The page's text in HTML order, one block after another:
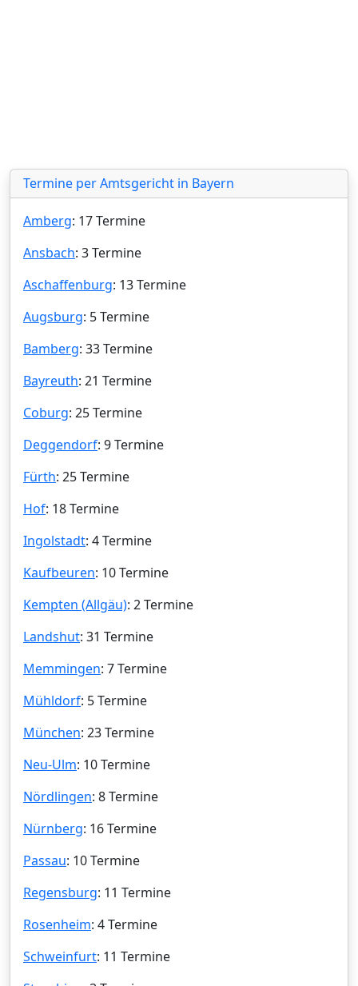
Termine per Amtsgericht in Bayern
Amberg: 17 Termine
Ansbach: 3 Termine
Aschaffenburg: 13 Termine
Augsburg: 5 Termine
Bamberg: 33 Termine
Bayreuth: 21 Termine
Coburg: 25 Termine
Deggendorf: 9 Termine
Fürth: 25 Termine
Hof: 18 Termine
Ingolstadt: 4 Termine
Kaufbeuren: 10 Termine
Kempten (Allgäu): 2 Termine
Landshut: 31 Termine
Memmingen: 7 Termine
Mühldorf: 5 Termine
München: 23 Termine
Neu-Ulm: 10 Termine
Nördlingen: 8 Termine
Nürnberg: 16 Termine
Passau: 10 Termine
Regensburg: 11 Termine
Rosenheim: 4 Termine
Schweinfurt: 11 Termine